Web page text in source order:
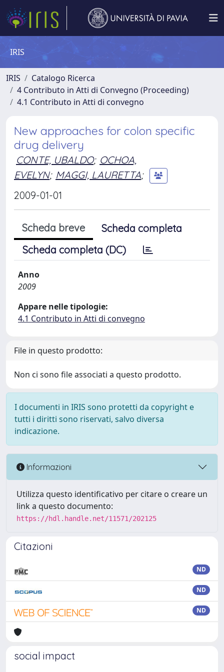
IRIS
IRIS
Catalogo Ricerca
4 Contributo in Atti di Convegno (Proceeding)
4.1 Contributo in Atti di convegno
New approaches for colon specific
drug delivery
CONTE, UBALDO; OCHOA,
EVELYN; MAGGI, LAURETTA;
2009-01-01
Scheda breve
Scheda completa
Scheda completa (DC)
Anno
2009
Appare nelle tipologie:
4.1 Contributo in Atti di convegno
File in questo prodotto:
Non ci sono file associati a questo prodotto.
I documenti in IRIS sono protetti da copyright e
tutti i diritti sono riservati, salvo diversa
indicazione.
Informazioni
Utilizza questo identificativo per citare o creare un
link a questo documento:
https://hdl.handle.net/11571/202125
Citazioni
ND
ND
ND
social impact